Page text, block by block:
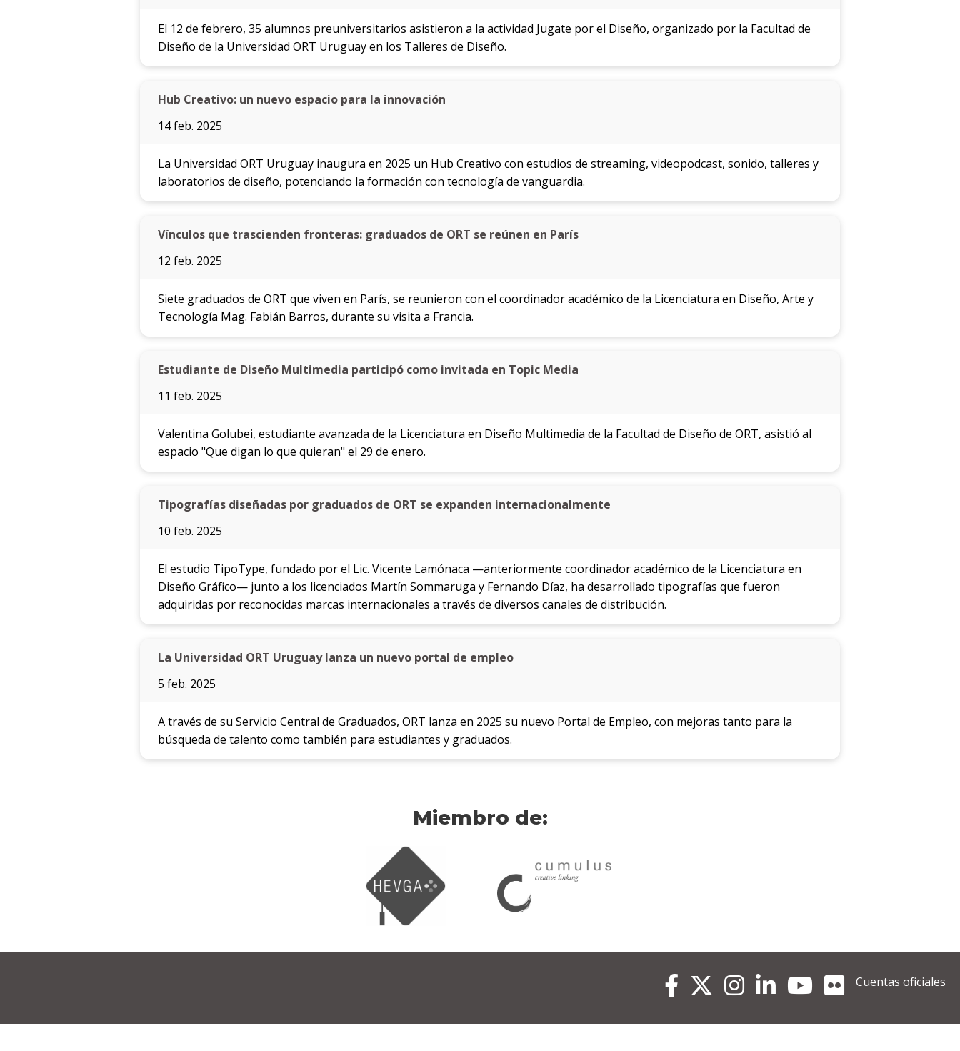
El 12 de febrero, 35 alumnos preuniversitarios asistieron a la actividad Jugate por el Diseño, organizado por la Facultad de
Diseño de la Universidad ORT Uruguay en los Talleres de Diseño.
Hub Creativo: un nuevo espacio para la innovación
14 feb. 2025
La Universidad ORT Uruguay inaugura en 2025 un Hub Creativo con estudios de streaming, videopodcast, sonido, talleres y
laboratorios de diseño, potenciando la formación con tecnología de vanguardia.
Vínculos que trascienden fronteras: graduados de ORT se reúnen en París
12 feb. 2025
Siete graduados de ORT que viven en París, se reunieron con el coordinador académico de la Licenciatura en Diseño, Arte y
Tecnología Mag. Fabián Barros, durante su visita a Francia.
Estudiante de Diseño Multimedia participó como invitada en Topic Media
11 feb. 2025
Valentina Golubei, estudiante avanzada de la Licenciatura en Diseño Multimedia de la Facultad de Diseño de ORT, asistió al
espacio "Que digan lo que quieran" el 29 de enero.
Tipografías diseñadas por graduados de ORT se expanden internacionalmente
10 feb. 2025
El estudio TipoType, fundado por el Lic. Vicente Lamónaca —anteriormente coordinador académico de la Licenciatura en
Diseño Gráfico— junto a los licenciados Martín Sommaruga y Fernando Díaz, ha desarrollado tipografías que fueron
adquiridas por reconocidas marcas internacionales a través de diversos canales de distribución.
La Universidad ORT Uruguay lanza un nuevo portal de empleo
5 feb. 2025
A través de su Servicio Central de Graduados, ORT lanza en 2025 su nuevo Portal de Empleo, con mejoras tanto para la
búsqueda de talento como también para estudiantes y graduados.
Miembro de:
Cuentas oficiales